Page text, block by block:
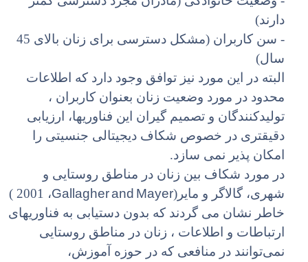
دارند)
- سن کاربران (مشکل دسترسی برای زنان بالای 45
سال)
البته در این مورد نیز توافق وجود دارد که اطلاعات
محدود در مورد وضعیت زنان بعنوان کاربران ،
تولیدکنندگان و تصمیم گیران این فناوریها، ارزیابی
دقیقتری در خصوص شکاف دیجیتالی جنسیتی را
امکان پذیر نمی سازد.
در مورد شکاف بین زنان در مناطق روستایی و
شهری، گالاگر و مایر(Gallagher and Mayer
، 2001 )
خاطر نشان می گردند که بدون دستیابی به فناوریهای
ارتباطات و اطلاعات ، زنان در مناطق روستایی
نمی‌توانند در منافعی که در حوزه آموزش،